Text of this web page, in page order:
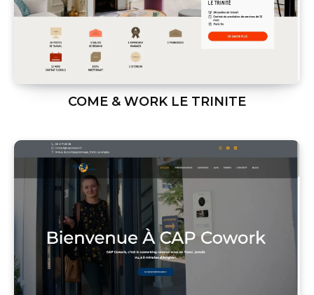
COME & WORK LE TRINITE